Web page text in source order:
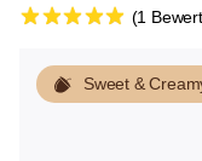
(1
Sweet &